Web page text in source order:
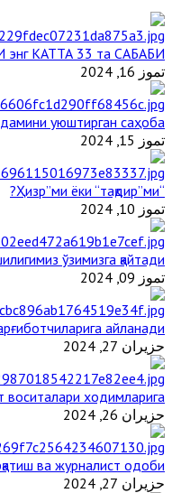
КАТТА 33 та САБАБИ
تموز 16, 2024
уюштирган саҳоба
تموز 15, 2024
“Ҳизр”ми ёки “тақдир”ми?
تموز 10, 2024
ўзимизга қайтади
تموز 09, 2024
айланади
حزيران 27, 2024
ходимларига
حزيران 26, 2024
ва журналист одоби
حزيران 27, 2024